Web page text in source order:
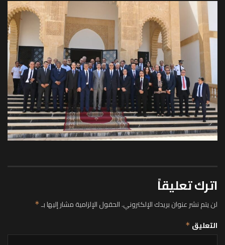
اترك تعليقاً
لن يتم نشر عنوان بريدك الإلكتروني.الحقول الإلزامية مشار إليها بـ*
التعليق *